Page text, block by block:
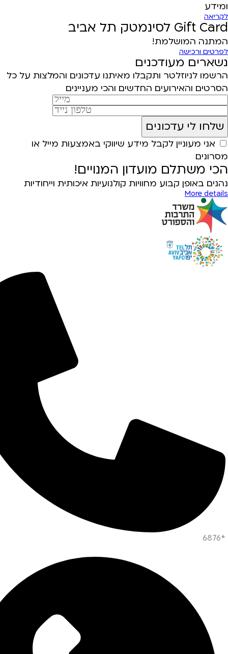
ומידע
לקריאה
Gift Card לסינמטק תל אביב
המתנה המושלמת!
לפרטים ורכישה
נשארים מעודכנים
הרשמו לניוזלטר ותקבלו מאיתנו עדכונים והמלצות על כל
הסרטים והאירועים החדשים והכי מעניינים
אני מעוניין לקבל מידע שיווקי באמצעות מייל או
מסרונים
הכי משתלם מועדון המנויים!
נהנים באופן קבוע מחוויות קולנועיות איכותית וייחודיות
More details
*6876